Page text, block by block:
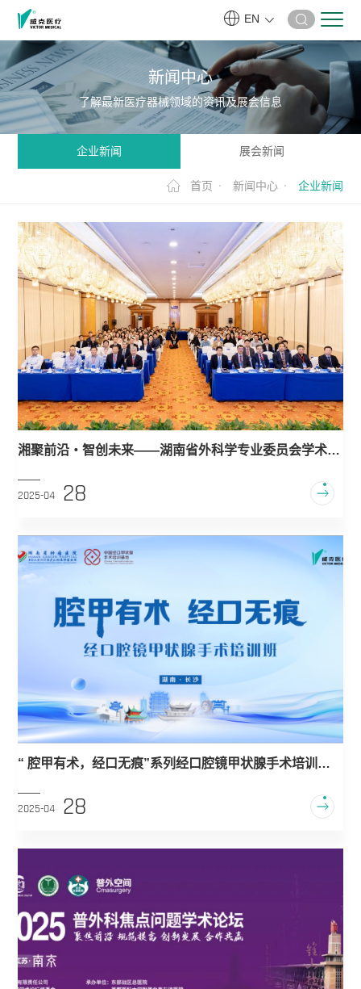
EN
新闻中心
了解最新医疗器械领域的资讯及展会信息
企业新闻 展会新闻
首页 新闻中心 企业新闻
湘聚前沿・智创未来——湖南省外科学专业委员会学术年
2025-04 28
“ 腔甲有术，经口无痕”系列经口腔镜甲状腺手术培训班
2025-04 28